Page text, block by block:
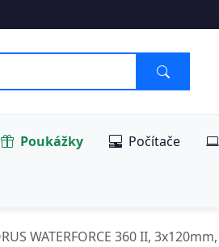
Poukážky Počítače
WATERFORCE 360 II,